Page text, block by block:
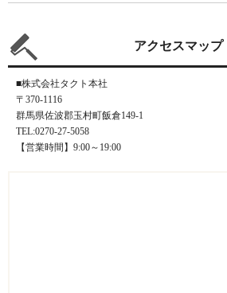
アクセスマップ
■株式会社タクト本社
〒370-1116
群馬県佐波郡玉村町飯倉149-1
TEL:0270-27-5058
【営業時間】9:00～19:00